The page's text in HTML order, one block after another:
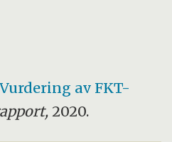
Vurdering av FKT-
2020.